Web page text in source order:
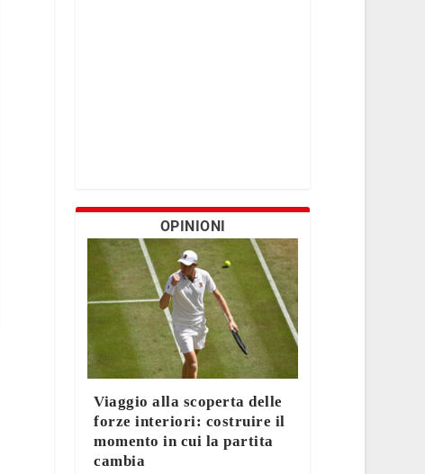
OPINIONI
Viaggio alla scoperta delle
forze interiori: costruire il
momento in cui la partita
cambia